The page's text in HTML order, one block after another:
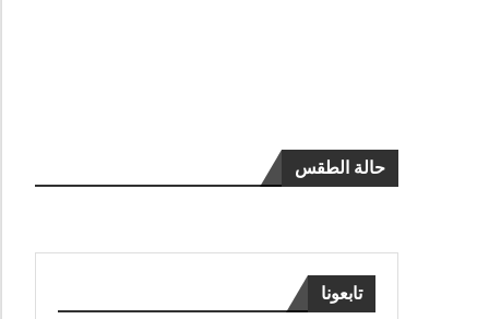
حالة الطقس
تابعونا